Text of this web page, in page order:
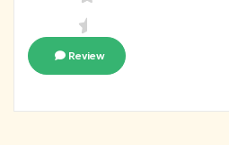
Review